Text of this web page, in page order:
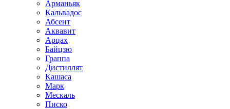
Арманьяк
Кальвадос
Абсент
Аквавит
Арцах
Байцзю
Граппа
Дистиллят
Кашаса
Марк
Мескаль
Писко